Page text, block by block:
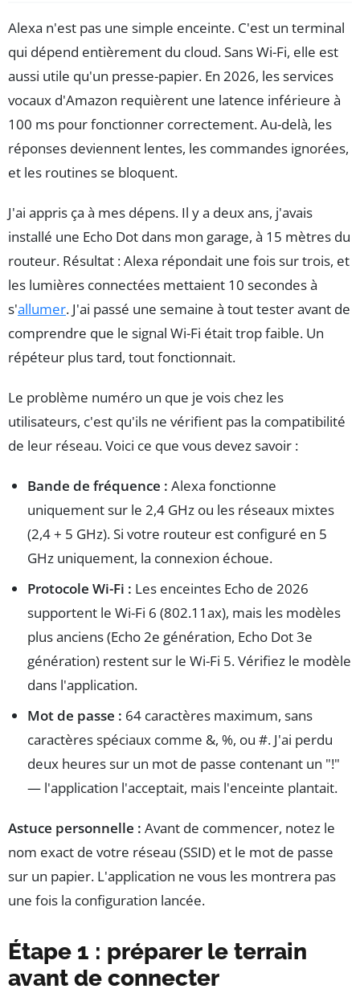
Alexa n'est pas une simple enceinte. C'est un terminal
qui dépend entièrement du cloud. Sans Wi-Fi, elle est
aussi utile qu'un presse-papier. En 2026, les services
vocaux d'Amazon requièrent une latence inférieure à
100 ms pour fonctionner correctement. Au-delà, les
réponses deviennent lentes, les commandes ignorées,
et les routines se bloquent.
J'ai appris ça à mes dépens. Il y a deux ans, j'avais
installé une Echo Dot dans mon garage, à 15 mètres du
routeur. Résultat : Alexa répondait une fois sur trois, et
les lumières connectées mettaient 10 secondes à
s'allumer. J'ai passé une semaine à tout tester avant de
comprendre que le signal Wi-Fi était trop faible. Un
répéteur plus tard, tout fonctionnait.
Le problème numéro un que je vois chez les
utilisateurs, c'est qu'ils ne vérifient pas la compatibilité
de leur réseau. Voici ce que vous devez savoir :
Bande de fréquence : Alexa fonctionne
uniquement sur le 2,4 GHz ou les réseaux mixtes
(2,4 + 5 GHz). Si votre routeur est configuré en 5
GHz uniquement, la connexion échoue.
Protocole Wi-Fi : Les enceintes Echo de 2026
supportent le Wi-Fi 6 (802.11ax), mais les modèles
plus anciens (Echo 2e génération, Echo Dot 3e
génération) restent sur le Wi-Fi 5. Vérifiez le modèle
dans l'application.
Mot de passe : 64 caractères maximum, sans
caractères spéciaux comme &, %, ou #. J'ai perdu
deux heures sur un mot de passe contenant un "!"
— l'application l'acceptait, mais l'enceinte plantait.
Astuce personnelle : Avant de commencer, notez le
nom exact de votre réseau (SSID) et le mot de passe
sur un papier. L'application ne vous les montrera pas
une fois la configuration lancée.
Étape 1 : préparer le terrain
avant de connecter